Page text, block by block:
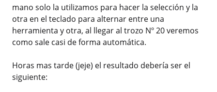
mano solo la utilizamos para hacer la selección y la
otra en el teclado para alternar entre una
herramienta y otra, al llegar al trozo Nº 20 veremos
como sale casi de forma automática.
Horas mas tarde (jeje) el resultado debería ser el
siguiente: